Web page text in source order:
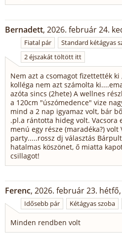
Bernadett, 2026. február 24.
Fiatal pár
Standard kétágyas
2 éjszakát töltött itt
Nem azt a csomagot fizettették
kolléga nem azt számolta
azóta sincs (2hete) A wellnes
a 120cm "úszómedence" vize
mind a 2 nap igyamaz volt, bár
.pl.a rántotta hideg volt. Vacsora
menú egy része (maradéka?)
party.....rossz dj választás
hatalmas köszönet, ő miatta
csillagot!
Ferenc, 2026. február 23. hétfő,
Idősebb pár Kétágyas szoba
Minden rendben volt